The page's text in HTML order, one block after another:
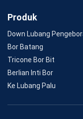
Produk
Down Lubang
Bor Batang
Tricone Bor Bit
Berlian Inti Bor
Ke Lubang Palu